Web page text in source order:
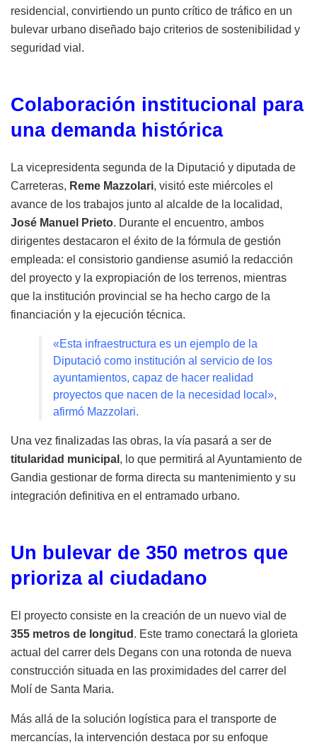
residencial, convirtiendo un punto crítico de tráfico en un
bulevar urbano diseñado bajo criterios de sostenibilidad y
seguridad vial.
Colaboración institucional para
una demanda histórica
La vicepresidenta segunda de la Diputació y diputada de
Carreteras, Reme Mazzolari, visitó este miércoles el
avance de los trabajos junto al alcalde de la localidad,
José Manuel Prieto. Durante el encuentro, ambos
dirigentes destacaron el éxito de la fórmula de gestión
empleada: el consistorio gandiense asumió la redacción
del proyecto y la expropiación de los terrenos, mientras
que la institución provincial se ha hecho cargo de la
financiación y la ejecución técnica.
«Esta infraestructura es un ejemplo de la
Diputació como institución al servicio de los
ayuntamientos, capaz de hacer realidad
proyectos que nacen de la necesidad local»,
afirmó Mazzolari.
Una vez finalizadas las obras, la vía pasará a ser de
titularidad municipal , lo que permitirá al Ayuntamiento de
Gandia gestionar de forma directa su mantenimiento y su
integración definitiva en el entramado urbano.
Un bulevar de 350 metros que
prioriza al ciudadano
El proyecto consiste en la creación de un nuevo vial de
355 metros de longitud . Este tramo conectará la glorieta
actual del carrer dels Degans con una rotonda de nueva
construcción situada en las proximidades del carrer del
Molí de Santa Maria.
Más allá de la solución logística para el transporte de
mercancías, la intervención destaca por su enfoque